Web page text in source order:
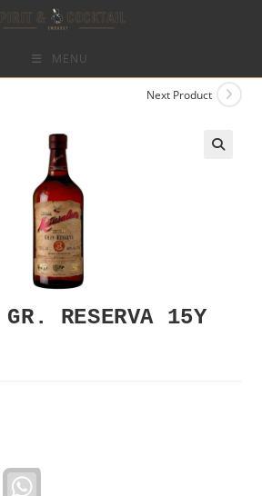
MENU
Next Product
GR. RESERVA 15Y
E